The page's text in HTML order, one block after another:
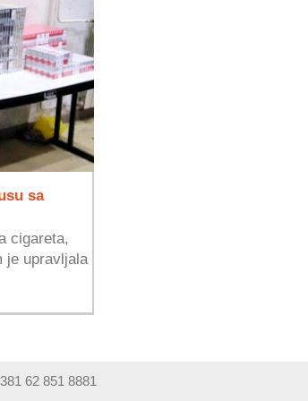
sa
cigareta,
je upravljala
62 851 8881